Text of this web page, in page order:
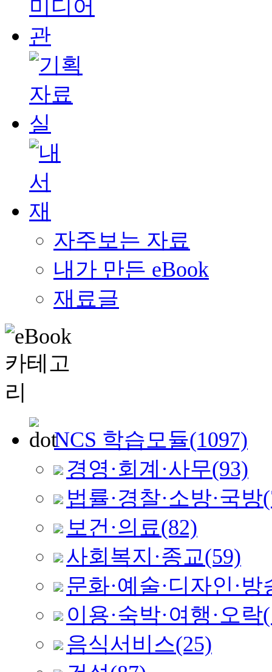
자주보는 자료
내가 만든 eBook
재료글
NCS 학습모듈(1097)
경영·회계·사무(93)
법률·경찰·소방·국방
보건·의료(82)
사회복지·종교(59)
문화·예술·디자인·방
이용·숙박·여행·오락
음식서비스(25)